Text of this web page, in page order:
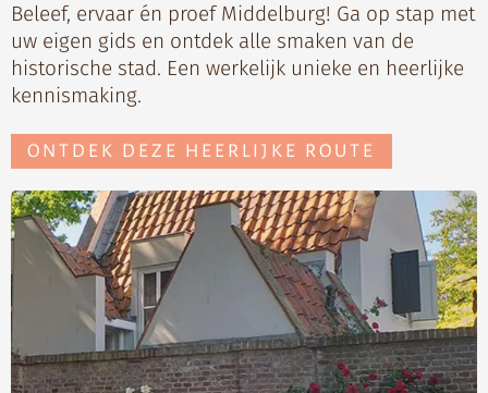
Beleef, ervaar én proef Middelburg! Ga op stap met
uw eigen gids en ontdek alle smaken van de
historische stad. Een werkelijk unieke en heerlijke
kennismaking.
ONTDEK DEZE HEERLIJKE ROUTE